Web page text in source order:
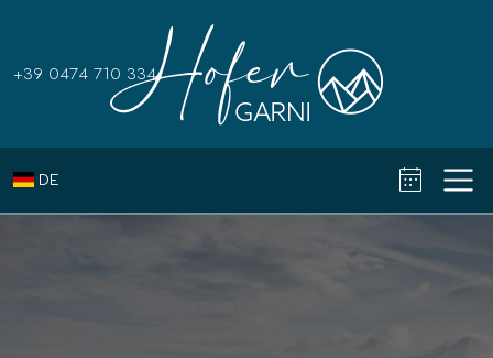
+39 0474 710 334
DE